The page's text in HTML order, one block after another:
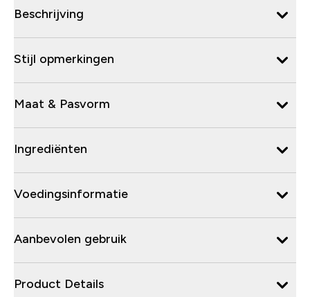
Beschrijving
Stijl opmerkingen
Maat & Pasvorm
Ingrediënten
Voedingsinformatie
Aanbevolen gebruik
Product Details